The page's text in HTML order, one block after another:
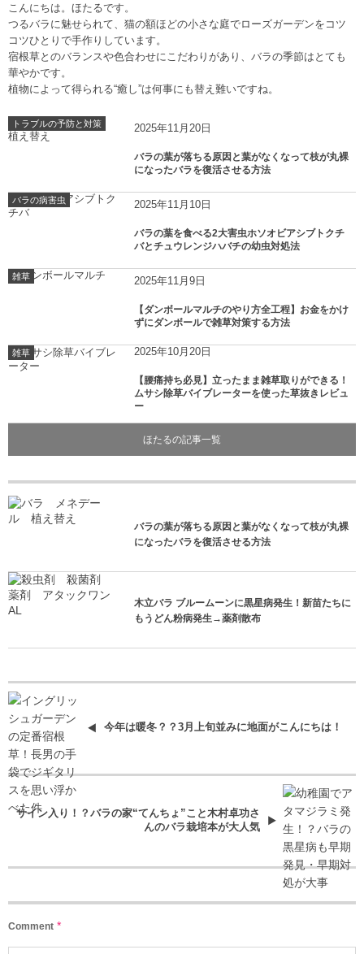
こんにちは。ほたるです。
つるバラに魅せられて、猫の額ほどの小さな庭でローズガーデンをコツ
コツひとりで手作りしています。
宿根草とのバランスや色合わせにこだわりがあり、バラの季節はとても
華やかです。
植物によって得られる“癒し”は何事にも替え難いですね。
トラブルの予防と対策 2025年11月20日
バラの葉が落ちる原因と葉がなくなって枝が丸裸
になったバラを復活させる方法
バラの病害虫 2025年11月10日
バラの葉を食べる2大害虫ホソオビアシブトクチ
バとチュウレンジハバチの幼虫対処法
雑草 2025年11月9日
【ダンボールマルチのやり方全工程】お金をかけ
ずにダンボールで雑草対策する方法
雑草 2025年10月20日
【腰痛持ち必見】立ったまま雑草取りができる！
ムサシ除草バイブレーターを使った草抜きレビュ
ー
ほたるの記事一覧
バラの葉が落ちる原因と葉がなくなって枝が丸裸
になったバラを復活させる方法
木立バラ ブルームーンに黒星病発生！新苗たちに
もうどん粉病発生→薬剤散布
今年は暖冬？？3月上旬並みに地面がこんにちは！
サイン入り！？バラの家“てんちょ”こと木村卓功さ
んのバラ栽培本が大人気
Comment *